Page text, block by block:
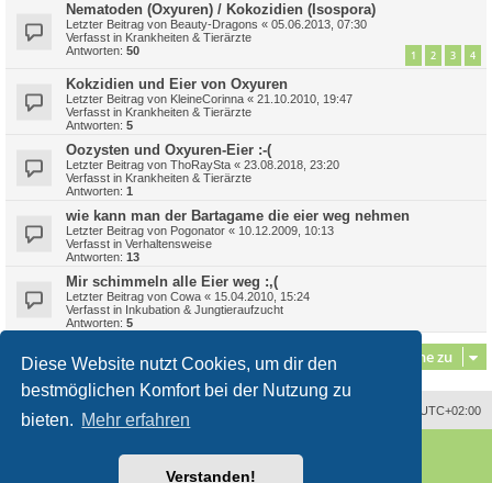
Diese Website nutzt Cookies, um dir den
bestmöglichen Komfort bei der Nutzung zu
bieten. Mehr erfahren
Verstanden!
Nematoden (Oxyuren) / Kokozidien (Isospora)
Letzter Beitrag von Beauty-Dragons « 05.06.2013, 07:30
Verfasst in Krankheiten & Tierärzte
Antworten: 50 1 2 3 4
Kokzidien und Eier von Oxyuren
Letzter Beitrag von KleineCorinna « 21.10.2010, 19:47
Verfasst in Krankheiten & Tierärzte
Antworten: 5
Oozysten und Oxyuren-Eier :-(
Letzter Beitrag von ThoRaySta « 23.08.2018, 23:20
Verfasst in Krankheiten & Tierärzte
Antworten: 1
wie kann man der Bartagame die eier weg nehmen
Letzter Beitrag von Pogonator « 10.12.2009, 10:13
Verfasst in Verhaltensweise
Antworten: 13
Mir schimmeln alle Eier weg :,(
Letzter Beitrag von Cowa « 15.04.2010, 15:24
Verfasst in Inkubation & Jungtieraufzucht
Antworten: 5
Gehe zu
UTC+02:00
Deutsche Übersetzung durch
2017